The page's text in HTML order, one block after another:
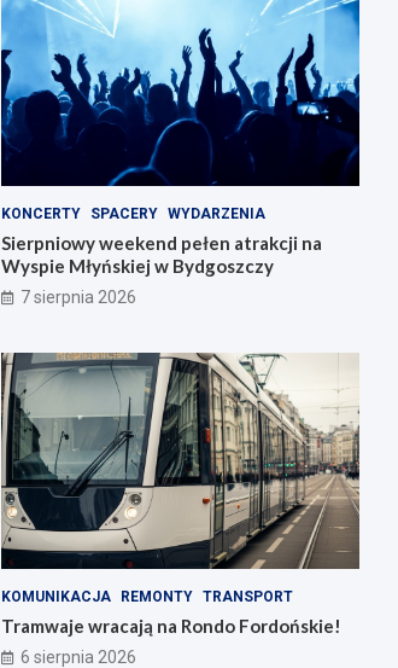
KONCERTY SPACERY WYDARZENIA
Sierpniowy weekend pełen atrakcji na
Wyspie Młyńskiej w Bydgoszczy
7 sierpnia 2026
KOMUNIKACJA REMONTY TRANSPORT
Tramwaje wracają na Rondo Fordońskie!
6 sierpnia 2026